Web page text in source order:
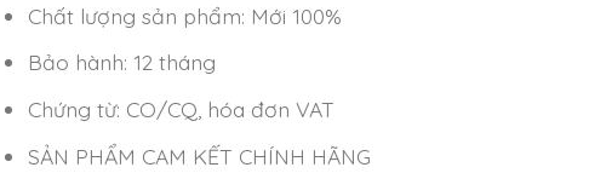
Chất lượng sản phẩm: Mới 100%
Bảo hành: 12 tháng
Chứng từ: CO/CQ, hóa đơn VAT
SẢN PHẨM CAM KẾT CHÍNH HÃNG